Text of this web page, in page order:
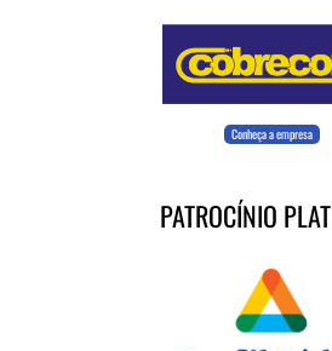
Conheça a empresa
PATROCÍNIO